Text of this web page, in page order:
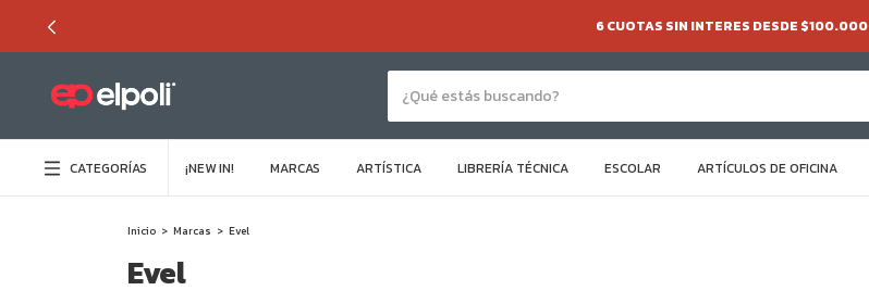
6 CUOTAS SIN INTERES DESDE $100.000
CATEGORÍAS ¡NEW IN! MARCAS ARTÍSTICA LIBRERÍA TÉCNICA ESCOLAR ARTÍCULOS DE OFICINA
Inicio > Marcas > Evel
Evel